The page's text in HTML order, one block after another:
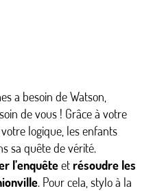
a besoin de Watson,
de vous ! Grâce à votre
logique, les enfants
sa quête de vérité.
l’enquêteetrésoudre les
. Pour cela, stylo à la